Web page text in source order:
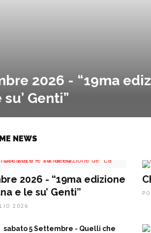
2026 - “19ma
Genti”
NEWS
2026 - “19ma edizione
e le su’ Genti”
2026
sabato 5 Settembre - Quelli che